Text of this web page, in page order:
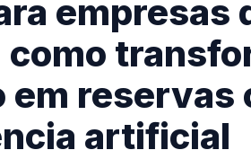
e
Crie conteúdo e descrições
integrada
Google Coisas Legais
visibilidade
Suporte Dedicado
Atendimento humanizado e
Receptivo
e agências de turismo
e Gastronomia
e restaurantes temáticos
para o turismo
da plataforma
empresas
reservas
artificial